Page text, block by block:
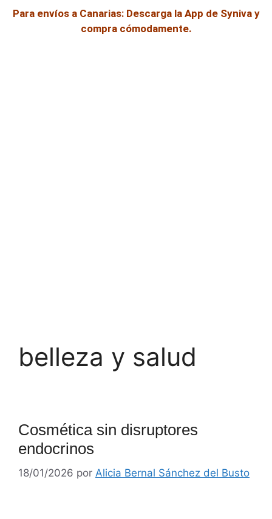
Para envíos a Canarias: Descarga la App de Syniva y
compra cómodamente.
belleza y salud
Cosmética sin disruptores
endocrinos
18/01/2026 por Alicia Bernal Sánchez del Busto